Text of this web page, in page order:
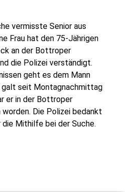
vermisste Senior aus
Frau hat den 75-Jährigen
an der Bottroper
die Polizei verständigt.
geht es dem Mann
seit Montagnachmittag
er in der Bottroper
Die Polizei bedankt
Mithilfe bei der Suche.